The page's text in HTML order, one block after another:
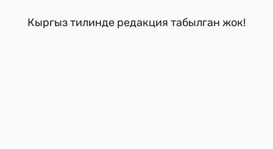
Кыргыз тилинде редакция табылган жок!